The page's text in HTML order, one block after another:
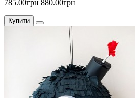
785.00грн 880.00грн
Купити